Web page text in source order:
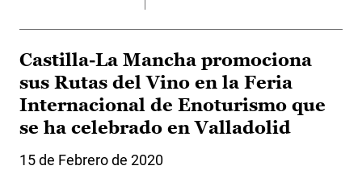
Castilla-La Mancha promociona
sus Rutas del Vino en la Feria
Internacional de Enoturismo que
se ha celebrado en Valladolid
15 de Febrero de 2020